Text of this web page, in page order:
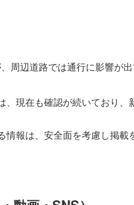
周辺道路では通行に影響が出
現在も確認が続いており、
報は、安全面を考慮し掲載